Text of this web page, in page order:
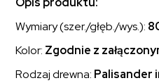
Wymiary (szer./głęb./wys.):
Kolor: Zgodnie z
Rodzaj drewna: Palisander